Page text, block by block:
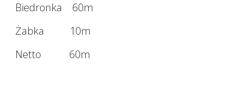
Biedronka 60m
Żabka 10m
Netto 60m